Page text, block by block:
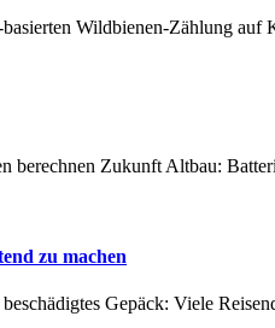
Wildbienen-Zählung
berechnen Zukunft Altbau:
zu machen
Gepäck: Viele